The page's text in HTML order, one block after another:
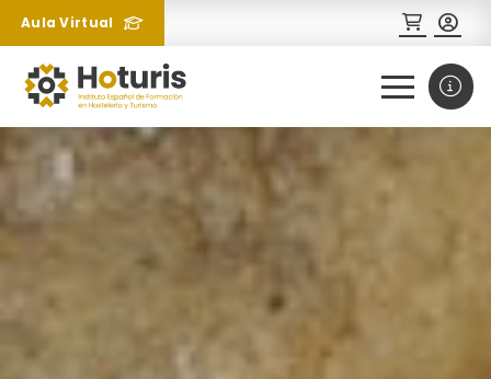
Aula Virtual
¿Necesitas más información
sobre un curso?